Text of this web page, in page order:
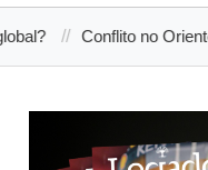
Conflito no Oriente